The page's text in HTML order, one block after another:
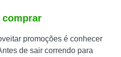
comprar
promoções é conhecer
de sair correndo para